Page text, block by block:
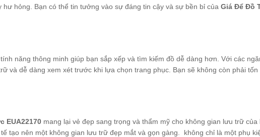
hỏng. Bạn có thể tin tưởng vào sự đáng tin cậy và sự bền bỉ của Giá Để Đồ
năng thông minh giúp bạn sắp xếp và tìm kiếm đồ dễ dàng hơn. Với các
và dễ dàng xem xét trước khi lựa chọn trang phục. Bạn sẽ không còn phải tốn
EUA22170 mang lại vẻ đẹp sang trọng và thẩm mỹ cho không gian lưu trữ của
tạo nên một không gian lưu trữ đẹp mắt và gọn gàng. không chỉ là một phụ